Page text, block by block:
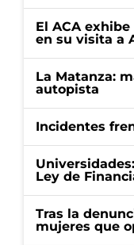
El ACA
en su visita a
La Matanza:
autopista
Incidentes
Ley de
Tras la
mujeres que